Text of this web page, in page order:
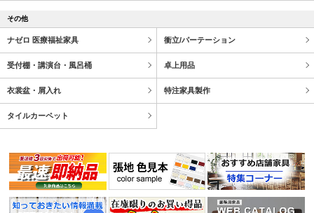
その他
ナゼロ 医療福祉家具 衝立/パーテーション
受付棚・講演台・風呂桶 卓上用品
衣裳盆・屑入れ 特注家具製作
タイルカーペット